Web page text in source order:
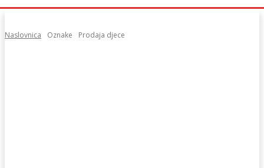
Naslovnica Oznake Prodaja djece